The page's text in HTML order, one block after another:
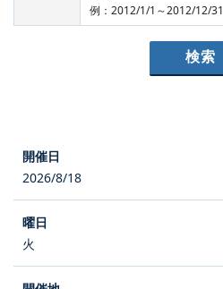
例：2012/1/1～2012/12/31
2026/8/18
火